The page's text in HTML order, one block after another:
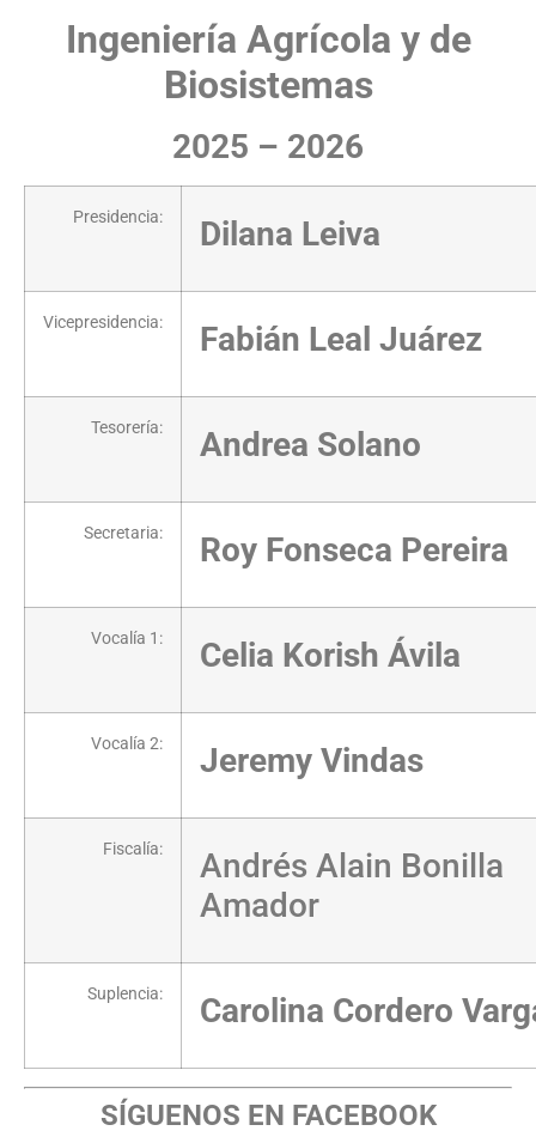
Ingeniería Agrícola y de
Biosistemas
2025 – 2026
Presidencia: Dilana Leiva
Vicepresidencia: Fabián Leal Juárez
Tesorería: Andrea Solano
Secretaria: Roy Fonseca Pereira
Vocalía 1: Celia Korish Ávila
Vocalía 2: Jeremy Vindas
Fiscalía:
Andrés Alain Bonilla
Amador
Suplencia: Carolina Cordero
SÍGUENOS EN FACEBOOK